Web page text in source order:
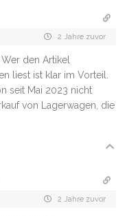
2 Jahre zuvor
den Artikel
liest ist klar im Vorteil.
seit Mai 2023 nicht
von Lagerwagen, die
2 Jahre zuvor